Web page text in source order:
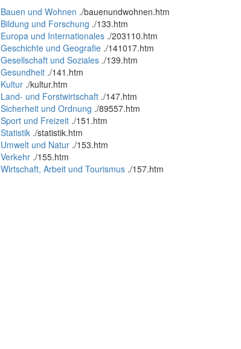
Bauen und Wohnen ./bauenundwohnen.htm
Bildung und Forschung ./133.htm
Europa und Internationales ./203110.htm
Geschichte und Geografie ./141017.htm
Gesellschaft und Soziales ./139.htm
Gesundheit ./141.htm
Kultur ./kultur.htm
Land- und Forstwirtschaft ./147.htm
Sicherheit und Ordnung ./89557.htm
Sport und Freizeit ./151.htm
Statistik ./statistik.htm
Umwelt und Natur ./153.htm
Verkehr ./155.htm
Wirtschaft, Arbeit und Tourismus ./157.htm